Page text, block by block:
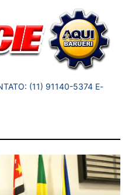
(11) 91140-5374 E-